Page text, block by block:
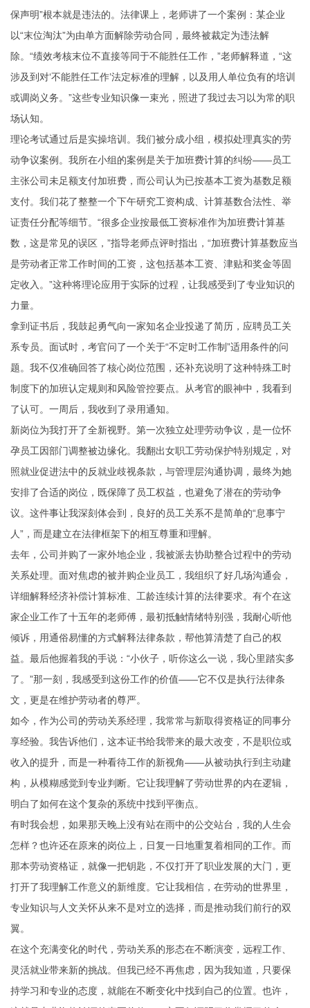
保声明”根本就是违法的。法律课上，老师讲了一个案例：某企业
以“末位淘汰”为由单方面解除劳动合同，最终被裁定为违法解
除。“绩效考核末位不直接等同于不能胜任工作，”老师解释道，“这
涉及到对‘不能胜任工作’法定标准的理解，以及用人单位负有的培训
或调岗义务。”这些专业知识像一束光，照进了我过去习以为常的职
场认知。
理论考试通过后是实操培训。我们被分成小组，模拟处理真实的劳
动争议案例。我所在小组的案例是关于加班费计算的纠纷——员工
主张公司未足额支付加班费，而公司认为已按基本工资为基数足额
支付。我们花了整整一个下午研究工资构成、计算基数合法性、举
证责任分配等细节。“很多企业按最低工资标准作为加班费计算基
数，这是常见的误区，”指导老师点评时指出，“加班费计算基数应当
是劳动者正常工作时间的工资，这包括基本工资、津贴和奖金等固
定收入。”这种将理论应用于实际的过程，让我感受到了专业知识的
力量。
拿到证书后，我鼓起勇气向一家知名企业投递了简历，应聘员工关
系专员。面试时，考官问了一个关于“不定时工作制”适用条件的问
题。我不仅准确回答了核心岗位范围，还补充说明了这种特殊工时
制度下的加班认定规则和风险管控要点。从考官的眼神中，我看到
了认可。一周后，我收到了录用通知。
新岗位为我打开了全新视野。第一次独立处理劳动争议，是一位怀
孕员工因部门调整被边缘化。我翻出女职工劳动保护特别规定，对
照就业促进法中的反就业歧视条款，与管理层沟通协调，最终为她
安排了合适的岗位，既保障了员工权益，也避免了潜在的劳动争
议。这件事让我深刻体会到，良好的员工关系不是简单的“息事宁
人”，而是建立在法律框架下的相互尊重和理解。
去年，公司并购了一家外地企业，我被派去协助整合过程中的劳动
关系处理。面对焦虑的被并购企业员工，我组织了好几场沟通会，
详细解释经济补偿计算标准、工龄连续计算的法律要求。有个在这
家企业工作了十五年的老师傅，最初抵触情绪特别强，我耐心听他
倾诉，用通俗易懂的方式解释法律条款，帮他算清楚了自己的权
益。最后他握着我的手说：“小伙子，听你这么一说，我心里踏实多
了。”那一刻，我感受到这份工作的价值——它不仅是执行法律条
文，更是在维护劳动者的尊严。
如今，作为公司的劳动关系经理，我常常与新取得资格证的同事分
享经验。我告诉他们，这本证书给我带来的最大改变，不是职位或
收入的提升，而是一种看待工作的新视角——从被动执行到主动建
构，从模糊感觉到专业判断。它让我理解了劳动世界的内在逻辑，
明白了如何在这个复杂的系统中找到平衡点。
有时我会想，如果那天晚上没有站在雨中的公交站台，我的人生会
怎样？也许还在原来的岗位上，日复一日地重复着相同的工作。而
那本劳动资格证，就像一把钥匙，不仅打开了职业发展的大门，更
打开了我理解工作意义的新维度。它让我相信，在劳动的世界里，
专业知识与人文关怀从来不是对立的选择，而是推动我们前行的双
翼。
在这个充满变化的时代，劳动关系的形态在不断演变，远程工作、
灵活就业带来新的挑战。但我已经不再焦虑，因为我知道，只要保
持学习和专业的态度，就能在不断变化中找到自己的位置。也许，